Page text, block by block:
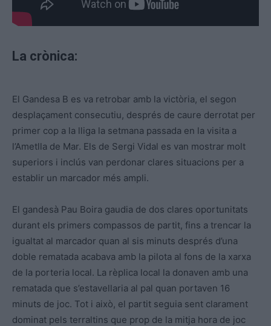
La crònica:
El Gandesa B es va retrobar amb la victòria, el segon
desplaçament consecutiu, després de caure derrotat per
primer cop a la lliga la setmana passada en la visita a
l’Ametlla de Mar. Els de Sergi Vidal es van mostrar molt
superiors i inclús van perdonar clares situacions per a
establir un marcador més ampli.
El gandesà Pau Boira gaudia de dos clares oportunitats
durant els primers compassos de partit, fins a trencar la
igualtat al marcador quan al sis minuts després d’una
doble rematada acabava amb la pilota al fons de la xarxa
de la porteria local. La rèplica local la donaven amb una
rematada que s’estavellaria al pal quan portaven 16
minuts de joc. Tot i això, el partit seguia sent clarament
dominat pels terraltins que prop de la mitja hora de joc